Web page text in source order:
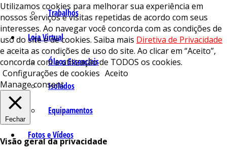
Trabalhos
Loja Virtual
Óleos Essenciais
Isolados
Equipamentos
Fotos e Vídeos
Utilizamos cookies para melhorar sua experiência em
nossos serviços e visitas repetidas de acordo com seus
interesses. Ao navegar você concorda com as condições de
uso do site e de cookies. Saiba mais Diretiva de Privacidade
e aceita as condições de uso do site. Ao clicar em “Aceito”,
concorda com a utilização de TODOS os cookies.
Configurações de cookies Aceito
Manage consent
Fechar
Visão geral da privacidade